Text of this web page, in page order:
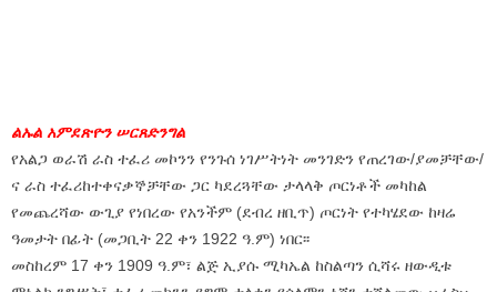
ልኡል አምደጽዮን ሠርጸድንግል
የአልጋ ወራሽ ራስ ተፈሪ መኮንን የንጉሰ ነገሥትነት መንገድን የጠረገው/ያመቻቸው/
ና ራስ ተፈሪከተቀናቃኞቻቸው ጋር ካደረጓቸው ታላላቅ ጦርነቶች መካከል
የመጨረሻው ውጊያ የነበረው የአንችም (ደብረ ዘቢጥ) ጦርነት የተካሄደው ከዛሬ
ዓመታት በፊት (መጋቢት 22 ቀን 1922 ዓ.ም) ነበር፡፡
መስከረም 17 ቀን 1909 ዓ.ም፣ ልጅ ኢያሱ ሚካኤል ከስልጣን ሲሻሩ ዘውዲቱ